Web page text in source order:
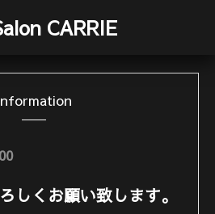
CARRIE
しくお願い致します。